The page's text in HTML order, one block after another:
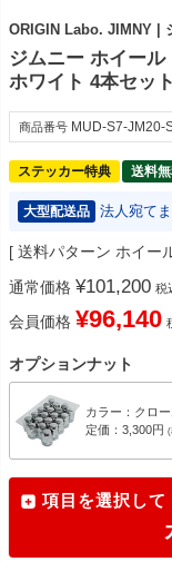
ORIGIN Labo. JIMNY |
ジムニー ホイー
ホワイト 4本セット
商品番号 MUD-S7-JM20-
ステッカー特典 送料
大型配送品 法人宛て
送料パターン ホイー
通常価格 ¥101,200 税
会員価格 ¥96,140
オプションナット
カラー：クロー
定価：3,300円 (
項目を選択して